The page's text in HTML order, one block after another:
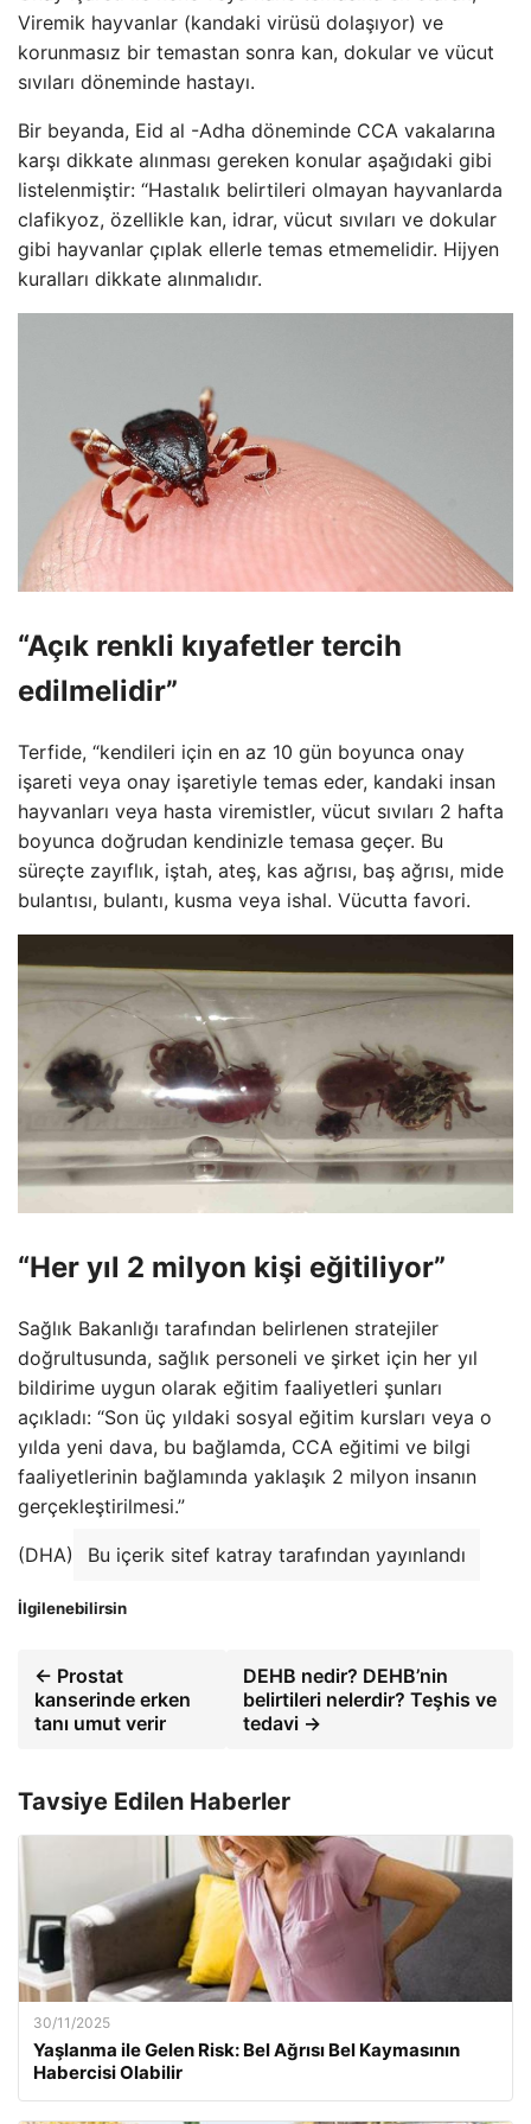
Viremik hayvanlar (kandaki virüsü dolaşıyor) ve
korunmasız bir temastan sonra kan, dokular ve vücut
sıvıları döneminde hastayı.
Bir beyanda, Eid al -Adha döneminde CCA vakalarına
karşı dikkate alınması gereken konular aşağıdaki gibi
listelenmiştir: “Hastalık belirtileri olmayan hayvanlarda
clafikyoz, özellikle kan, idrar, vücut sıvıları ve dokular
gibi hayvanlar çıplak ellerle temas etmemelidir. Hijyen
kuralları dikkate alınmalıdır.
“Açık renkli kıyafetler tercih
edilmelidir”
Terfide, “kendileri için en az 10 gün boyunca onay
işareti veya onay işaretiyle temas eder, kandaki insan
hayvanları veya hasta viremistler, vücut sıvıları 2 hafta
boyunca doğrudan kendinizle temasa geçer. Bu
süreçte zayıflık, iştah, ateş, kas ağrısı, baş ağrısı, mide
bulantısı, bulantı, kusma veya ishal. Vücutta favori.
“Her yıl 2 milyon kişi eğitiliyor”
Sağlık Bakanlığı tarafından belirlenen stratejiler
doğrultusunda, sağlık personeli ve şirket için her yıl
bildirime uygun olarak eğitim faaliyetleri şunları
açıkladı: “Son üç yıldaki sosyal eğitim kursları veya o
yılda yeni dava, bu bağlamda, CCA eğitimi ve bilgi
faaliyetlerinin bağlamında yaklaşık 2 milyon insanın
gerçekleştirilmesi.”
(DHA) Bu içerik sitef katray tarafından yayınlandı
İlgilenebilirsin
← Prostat
kanserinde erken
tanı umut verir
DEHB nedir? DEHB’nin
belirtileri nelerdir? Teşhis ve
tedavi →
Tavsiye Edilen Haberler
30/11/2025
Yaşlanma ile Gelen Risk: Bel Ağrısı Bel Kaymasının
Habercisi Olabilir